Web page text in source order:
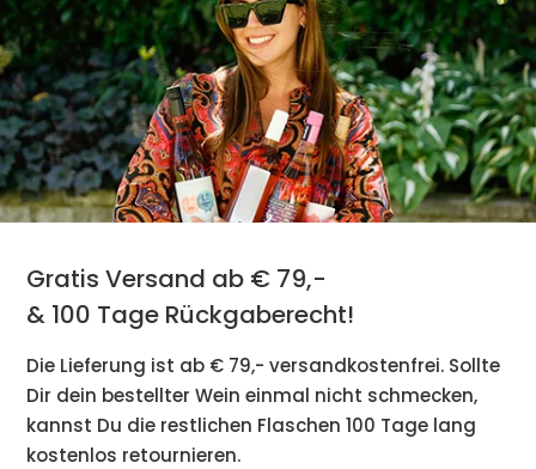
Gratis Versand ab € 79,-
& 100 Tage Rückgaberecht!
Die Lieferung ist ab € 79,- versandkostenfrei. Sollte
Dir dein bestellter Wein einmal nicht schmecken,
kannst Du die restlichen Flaschen 100 Tage lang
kostenlos retournieren.